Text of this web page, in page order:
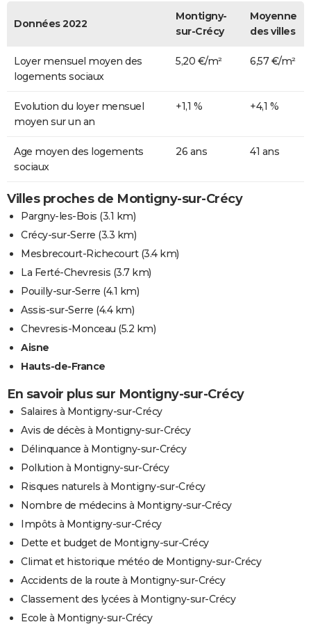
Données 2022
Montigny-
sur-Crécy
Moyenne
des villes
Loyer mensuel moyen des
logements sociaux
5,20 €/m² 6,57 €/m²
Evolution du loyer mensuel
moyen sur un an
+1,1 % +4,1 %
Age moyen des logements
sociaux
26 ans 41 ans
Villes proches de Montigny-sur-Crécy
Pargny-les-Bois (3.1 km)
Crécy-sur-Serre (3.3 km)
Mesbrecourt-Richecourt(3.4 km)
La Ferté-Chevresis (3.7 km)
Pouilly-sur-Serre (4.1 km)
Assis-sur-Serre (4.4 km)
Chevresis-Monceau (5.2 km)
Aisne
Hauts-de-France
En savoir plus sur Montigny-sur-Crécy
Salaires à Montigny-sur-Crécy
Avis de décès à Montigny-sur-Crécy
Délinquance à Montigny-sur-Crécy
Pollution à Montigny-sur-Crécy
Risques naturels à Montigny-sur-Crécy
Nombre de médecins à Montigny-sur-Crécy
Impôts à Montigny-sur-Crécy
Dette et budget de Montigny-sur-Crécy
Climat et historique météo de Montigny-sur-Crécy
Accidents de la route à Montigny-sur-Crécy
Classement des lycées à Montigny-sur-Crécy
Ecole à Montigny-sur-Crécy